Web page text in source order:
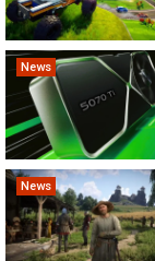
News
News